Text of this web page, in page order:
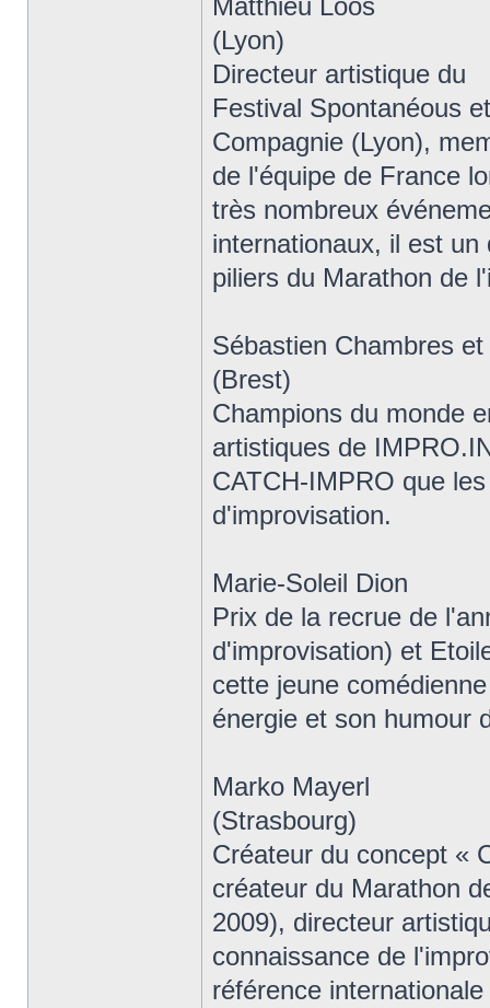
Matthieu Loos
(Lyon)
Directeur artistique du
Festival Spontanéous
Compagnie (Lyon),
de l'équipe de France
très nombreux
internationaux, il est un
piliers du Marathon de
Sébastien Chambres
(Brest)
Champions du monde
artistiques de
CATCH-IMPRO que
d'improvisation.
Marie-Soleil Dion
Prix de la recrue de
d'improvisation) et
cette jeune
énergie et son humour
Marko Mayerl
(Strasbourg)
Créateur du concept «
créateur du Marathon
2009), directeur
connaissance de
référence